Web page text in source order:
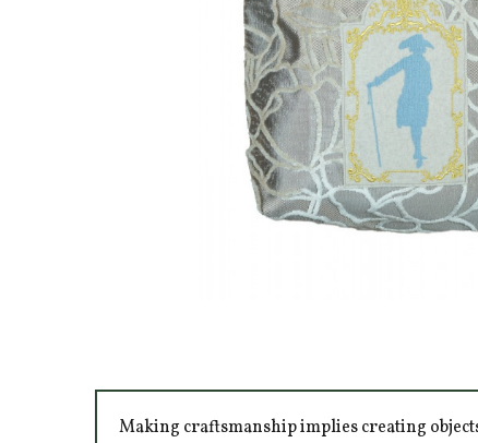
Making craftsmanship implies creating